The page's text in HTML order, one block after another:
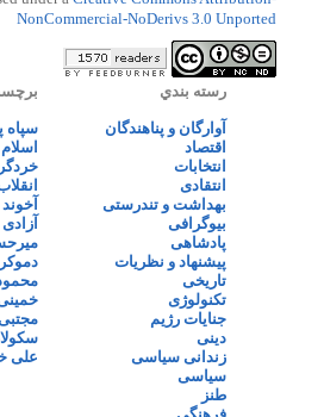
NonCommercial-NoDerivs 3.0 Unported
رسته بندي
آوارگان و پناهندگان
اقتصاد
انتخابات
انتقادی
بهداشت و تندرستی
بیوگرافی
پادشاهی
پیشنهاد و نظریات
تاریخی
تکنولوژی
جنایات رژیم
دینی
زندانی سیاسی
سیاسی
طنز
سپاه
اسلام
آخوند
آزادی
علی